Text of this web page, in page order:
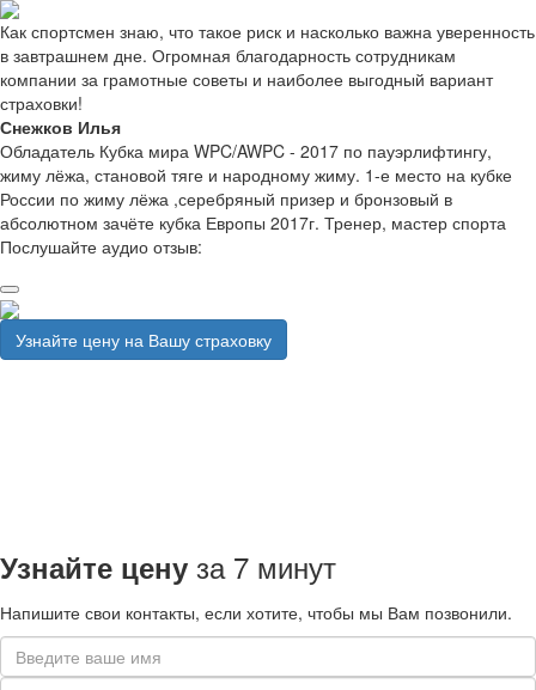
Как спортсмен знаю, что такое риск и насколько важна уверенность
в завтрашнем дне. Огромная благодарность сотрудникам
компании за грамотные советы и наиболее выгодный вариант
страховки!
Снежков Илья
Обладатель Кубка мира WPC/AWPC - 2017 по пауэрлифтингу,
жиму лёжа, становой тяге и народному жиму. 1-е место на кубке
России по жиму лёжа ,серебряный призер и бронзовый в
абсолютном зачёте кубка Европы 2017г. Тренер, мастер спорта
Послушайте аудио отзыв:
Узнайте цену на Вашу страховку
Узнайте цену за 7 минут
Напишите свои контакты, если хотите, чтобы мы Вам позвонили.